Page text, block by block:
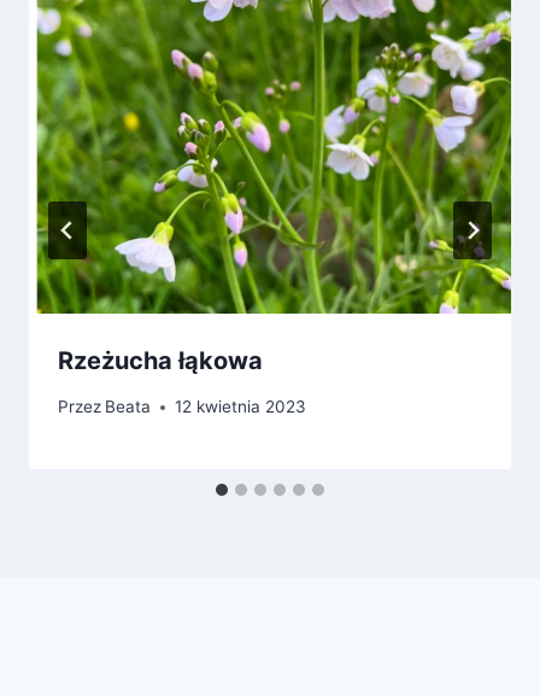
Rzeżucha łąkowa
Przez Beata 12 kwietnia 2023